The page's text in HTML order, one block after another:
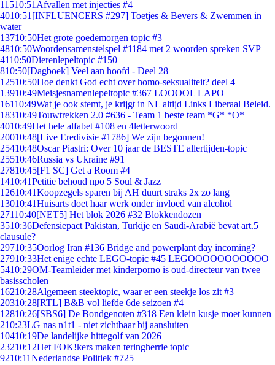
11510:51 Afvallen met injecties #4
4010:51 [INFLUENCERS #297] Toetjes & Bevers & Zwemmen in
water
13710:50Het grote goedemorgen topic #3
4810:50Woordensamenstelspel #1184 met 2 woorden spreken SVP
4110:50Dierenlepeltopic #150
810:50[Dagboek] Veel aan hoofd - Deel 28
12510:50Hoe denkt God echt over homo-seksualiteit? deel 4
13910:49Meisjesnamenlepeltopic #367 LOOOOL LAPO
16110:49Wat je ook stemt, je krijgt in NL altijd Links Liberaal Beleid.
18310:49Touwtrekken 2.0 #636 - Team 1 beste team *G* *O*
4010:49Het hele alfabet #108 en 4letterwoord
20010:48[Live Eredivisie #1786] We zijn begonnen!
25410:48Oscar Piastri: Over 10 jaar de BESTE allertijden-topic
25510:46Russia vs Ukraine #91
27810:45[F1 SC] Get a Room #4
1410:41Petitie behoud npo 5 Soul & Jazz
12610:41Koopzegels sparen bij AH duurt straks 2x zo lang
13010:41Huisarts doet haar werk onder invloed van alcohol
27110:40[NET5] Het blok 2026 #32 Blokkendozen
3510:36Defensiepact Pakistan, Turkije en Saudi-Arabië bevat art.5
clausule?
29710:35Oorlog Iran #136 Bridge and powerplant day incoming?
27910:33Het enige echte LEGO-topic #45 LEGOOOOOOOOOOO
5410:29OM-Teamleider met kinderporno is oud-directeur van twee
basisscholen
16210:28Algemeen steektopic, waar er een steekje los zit #3
20310:28[RTL] B&B vol liefde 6de seizoen #4
12810:26[SBS6] De Bondgenoten #318 Een klein kusje moet kunnen
210:23LG nas n1t1 - niet zichtbaar bij aansluiten
10410:19De landelijke hittegolf van 2026
23210:12Het FOK!kers maken teringherrie topic
9210:11Nederlandse Politiek #725